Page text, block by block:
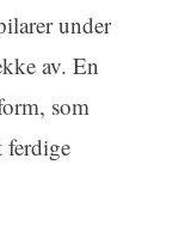
under
av. En
som
ferdige